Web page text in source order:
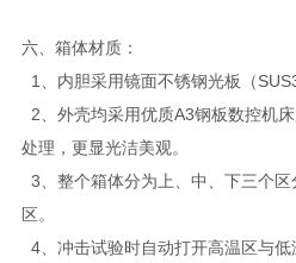
六、箱体材质：
1、内胆采用镜面不锈钢光板（
2、外壳均采用优质A3钢板数控机
处理，更显光洁美观。
3、整个箱体分为上、中、下三个
区。
4、冲击试验时自动打开高温区与